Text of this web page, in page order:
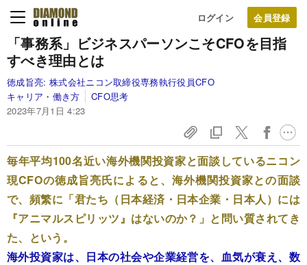
ログイン
「事務系」ビジネスパーソンこそCFOを目指
すべき理由とは
徳成旨亮: 株式会社ニコン取締役専務執行役員CFO
キャリア・働き方
CFO思考
2023年7月1日 4:23
毎年平均100名近い海外機関投資家と面談しているニコン
現CFOの徳成旨亮氏によると、海外機関投資家との面談
で、頻繁に「君たち（日本経済・日本企業・日本人）には
『アニマルスピリッツ』はないのか？」と問い質されてき
た、という。
海外投資家は、日本の社会や企業経営を、血気が衰え、数